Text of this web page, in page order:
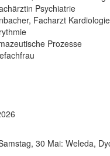
Psychiatrie
Facharzt Kardiologie
Prozesse
30 Mai: Weleda,